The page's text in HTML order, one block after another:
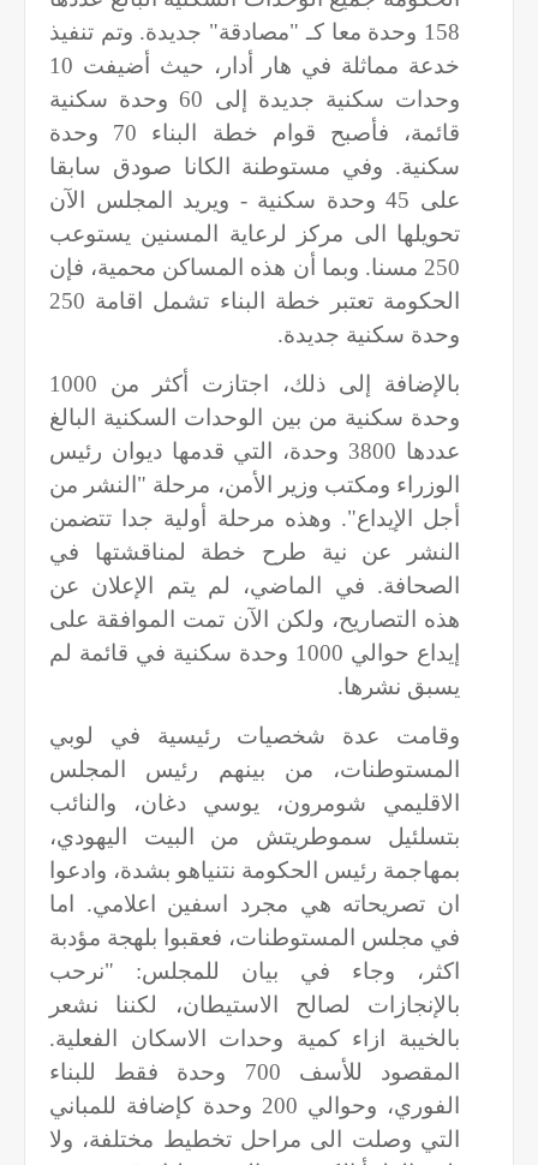
158 وحدة معا كـ "مصادقة" جديدة. وتم تنفيذ
خدعة مماثلة في هار أدار، حيث أضيفت 10
وحدات سكنية جديدة إلى 60 وحدة سكنية
قائمة، فأصبح قوام خطة البناء 70 وحدة
سكنية. وفي مستوطنة الكانا صودق سابقا
على 45 وحدة سكنية - ويريد المجلس الآن
تحويلها الى مركز لرعاية المسنين يستوعب
250 مسنا. وبما أن هذه المساكن محمية، فإن
الحكومة تعتبر خطة البناء تشمل اقامة 250
وحدة سكنية جديدة.
بالإضافة إلى ذلك، اجتازت أكثر من 1000
وحدة سكنية من بين الوحدات السكنية البالغ
عددها 3800 وحدة، التي قدمها ديوان رئيس
الوزراء ومكتب وزير الأمن، مرحلة "النشر من
أجل الإيداع". وهذه مرحلة أولية جدا تتضمن
النشر عن نية طرح خطة لمناقشتها في
الصحافة. في الماضي، لم يتم الإعلان عن
هذه التصاريح، ولكن الآن تمت الموافقة على
إيداع حوالي 1000 وحدة سكنية في قائمة لم
يسبق نشرها.
وقامت عدة شخصيات رئيسية في لوبي
المستوطنات، من بينهم رئيس المجلس
الاقليمي شومرون، يوسي دغان، والنائب
بتسلئيل سموطريتش من البيت اليهودي،
بمهاجمة رئيس الحكومة نتنياهو بشدة، وادعوا
ان تصريحاته هي مجرد اسفين اعلامي. اما
في مجلس المستوطنات، فعقبوا بلهجة مؤدبة
اكثر، وجاء في بيان للمجلس: "نرحب
بالإنجازات لصالح الاستيطان، لكننا نشعر
بالخيبة ازاء كمية وحدات الاسكان الفعلية.
المقصود للأسف 700 وحدة فقط للبناء
الفوري، وحوالي 200 وحدة كإضافة للمباني
التي وصلت الى مراحل تخطيط مختلفة، ولا